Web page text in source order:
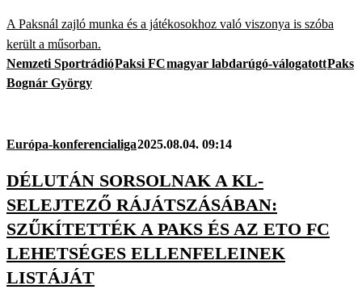
A Paksnál zajló munka és a játékosokhoz való viszonya is szóba
került a műsorban.
Nemzeti SportrádióPaksi FCmagyar labdarúgó-válogatottPaks
Bognár György
Európa-konferencialiga2025.08.04. 09:14
DÉLUTÁN SORSOLNAK A KL-
SELEJTEZŐ RÁJÁTSZÁSÁBAN:
SZŰKÍTETTÉK A PAKS ÉS AZ ETO FC
LEHETSÉGES ELLENFELEINEK
LISTÁJÁT